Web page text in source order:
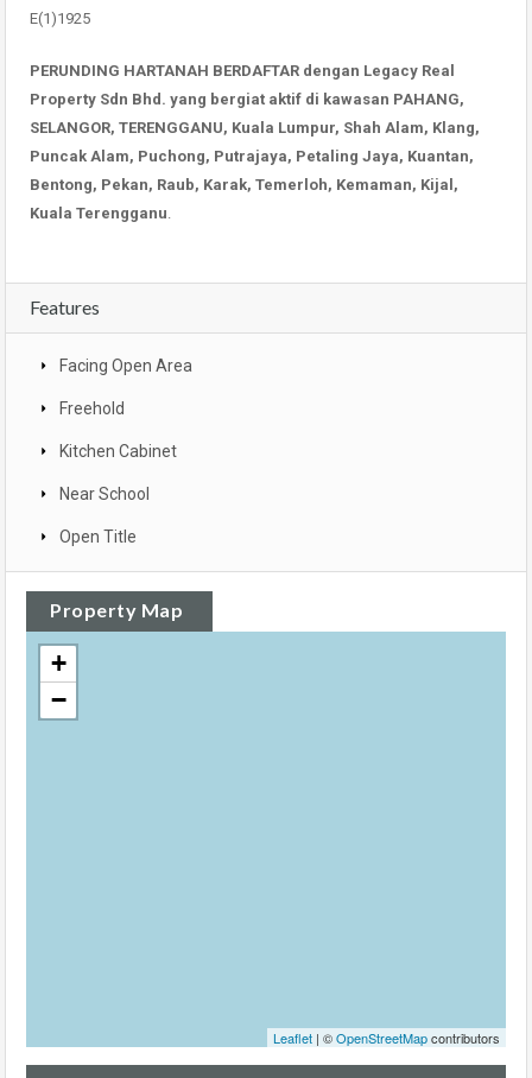
E(1)1925
PERUNDING HARTANAH BERDAFTAR dengan Legacy Real
Property Sdn Bhd. yang bergiat aktif di kawasan PAHANG,
SELANGOR, TERENGGANU, Kuala Lumpur, Shah Alam, Klang,
Puncak Alam, Puchong, Putrajaya, Petaling Jaya, Kuantan,
Bentong, Pekan, Raub, Karak, Temerloh, Kemaman, Kijal,
Kuala Terengganu.
Features
Facing Open Area
Freehold
Kitchen Cabinet
Near School
Open Title
Property Map
+
−
Leaflet | ©OpenStreetMapcontributors